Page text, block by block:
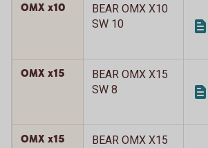
OMX x10
BEAR OMX X10
SW 10
OMX x15
BEAR OMX X15
SW 8
OMX x15
BEAR OMX X15